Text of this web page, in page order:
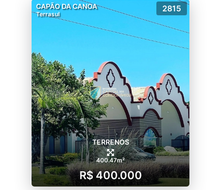
CAPÃO DA CANOA
Terrasul
2815
TERRENOS
400.47m²
R$ 400.000